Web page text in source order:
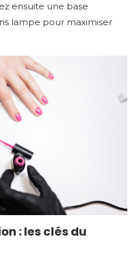
ensuite une base
lampe pour maximiser
: les clés du